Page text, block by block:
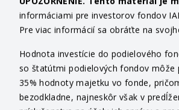
UPOZORNENIE. Tento materiál je
informáciami pre investorov fondov
Hodnota investície do podielového
so štatútmi podielových fondov môže
35% hodnoty majetku vo fonde,